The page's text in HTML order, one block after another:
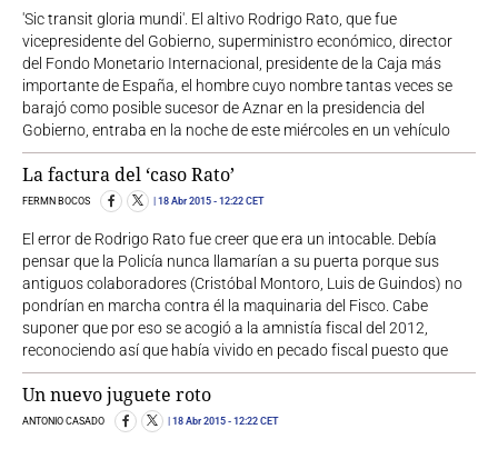
'Sic transit gloria mundi'. El altivo Rodrigo Rato, que fue
vicepresidente del Gobierno, superministro económico, director
del Fondo Monetario Internacional, presidente de la Caja más
importante de España, el hombre cuyo nombre tantas veces se
barajó como posible sucesor de Aznar en la presidencia del
Gobierno, entraba en la noche de este miércoles en un vehículo
La factura del ‘caso Rato’
FERMN BOCOS 18 Abr 2015 - 12:22 CET
El error de Rodrigo Rato fue creer que era un intocable. Debía
pensar que la Policía nunca llamarían a su puerta porque sus
antiguos colaboradores (Cristóbal Montoro, Luis de Guindos) no
pondrían en marcha contra él la maquinaria del Fisco. Cabe
suponer que por eso se acogió a la amnistía fiscal del 2012,
reconociendo así que había vivido en pecado fiscal puesto que
Un nuevo juguete roto
ANTONIO CASADO 18 Abr 2015 - 12:22 CET